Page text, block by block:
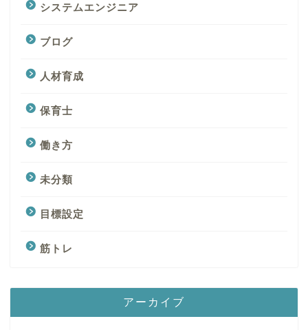
システムエンジニア
ブログ
人材育成
保育士
働き方
未分類
目標設定
筋トレ
アーカイブ